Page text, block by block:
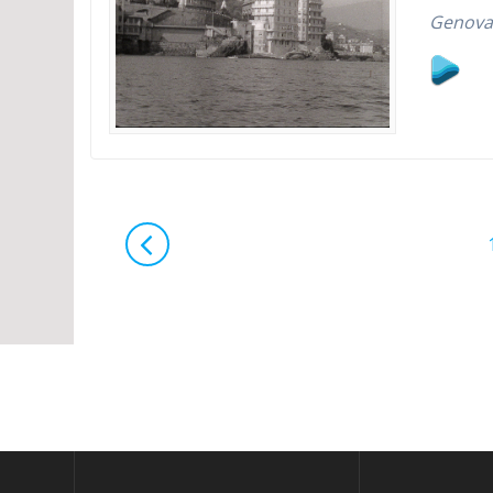
Navigazione
articoli
1